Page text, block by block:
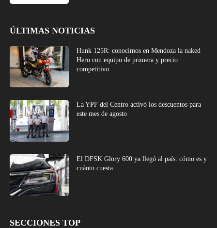
ÚLTIMAS NOTICIAS
Hunk 125R: conocimos en Mendoza la naked
Hero con equipo de primera y precio
competitivo
La YPF del Centro activó los descuentos para
este mes de agosto
El DFSK Glory 600 ya llegó al país: cómo es y
cuánto cuesta
SECCIONES TOP